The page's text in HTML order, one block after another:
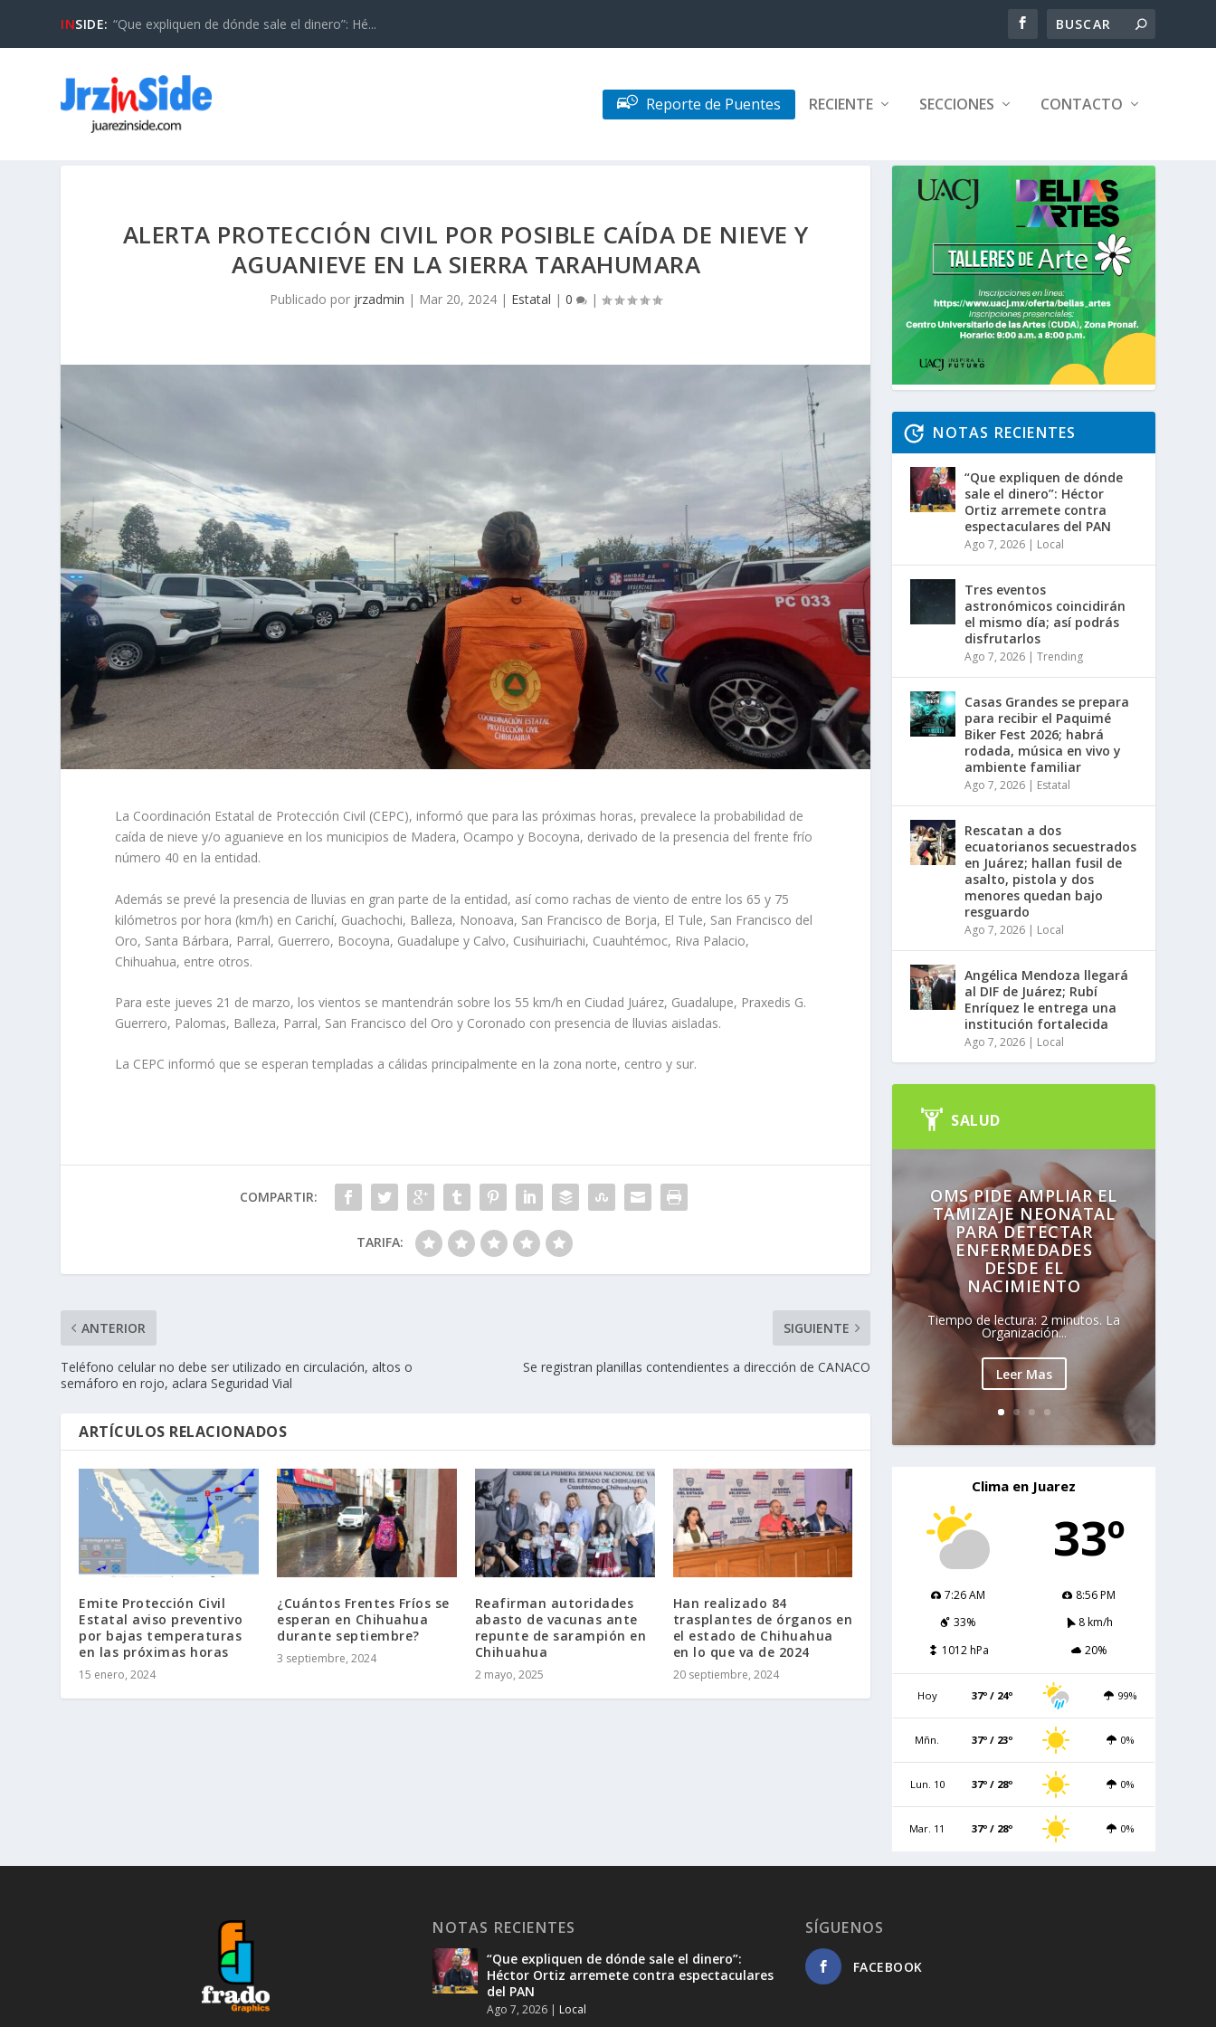
INSIDE: “Que expliquen de dónde sale el dinero”: Hé...
Reporte de Puentes RECIENTE SECCIONES CONTACTO
ALERTA PROTECCIÓN CIVIL POR POSIBLE CAÍDA DE NIEVE Y
AGUANIEVE EN LA SIERRA TARAHUMARA
Publicado por jrzadmin | Mar 20, 2024 | Estatal |0 |
La Coordinación Estatal de Protección Civil (CEPC), informó que para las próximas horas, prevalece la probabilidad de
caída de nieve y/o aguanieve en los municipios de Madera, Ocampo y Bocoyna, derivado de la presencia del frente frío
número 40 en la entidad.
Además se prevé la presencia de lluvias en gran parte de la entidad, así como rachas de viento de entre los 65 y 75
kilómetros por hora (km/h) en Carichí, Guachochi, Balleza, Nonoava, San Francisco de Borja, El Tule, San Francisco del
Oro, Santa Bárbara, Parral, Guerrero, Bocoyna, Guadalupe y Calvo, Cusihuiriachi, Cuauhtémoc, Riva Palacio,
Chihuahua, entre otros.
Para este jueves 21 de marzo, los vientos se mantendrán sobre los 55 km/h en Ciudad Juárez, Guadalupe, Praxedis G.
Guerrero, Palomas, Balleza, Parral, San Francisco del Oro y Coronado con presencia de lluvias aisladas.
La CEPC informó que se esperan templadas a cálidas principalmente en la zona norte, centro y sur.
COMPARTIR:
TARIFA:
ANTERIOR
Teléfono celular no debe ser utilizado en circulación, altos o
semáforo en rojo, aclara Seguridad Vial
SIGUIENTE
Se registran planillas contendientes a dirección de CANACO
ARTÍCULOS RELACIONADOS
Emite Protección Civil
Estatal aviso preventivo
por bajas temperaturas
en las próximas horas
15 enero, 2024
¿Cuántos Frentes Fríos se
esperan en Chihuahua
durante septiembre?
3 septiembre, 2024
Reafirman autoridades
abasto de vacunas ante
repunte de sarampión en
Chihuahua
2 mayo, 2025
Han realizado 84
trasplantes de órganos en
el estado de Chihuahua
en lo que va de 2024
20 septiembre, 2024
NOTAS RECIENTES
“Que expliquen de dónde
sale el dinero”: Héctor
Ortiz arremete contra
espectaculares del PAN
Ago 7, 2026 | Local
Tres eventos
astronómicos coincidirán
el mismo día; así podrás
disfrutarlos
Ago 7, 2026 |Trending
Casas Grandes se prepara
para recibir el Paquimé
Biker Fest 2026; habrá
rodada, música en vivo y
ambiente familiar
Ago 7, 2026 | Estatal
Rescatan a dos
ecuatorianos secuestrados
en Juárez; hallan fusil de
asalto, pistola y dos
menores quedan bajo
resguardo
Ago 7, 2026 | Local
Angélica Mendoza llegará
al DIF de Juárez; Rubí
Enríquez le entrega una
institución fortalecida
Ago 7, 2026 | Local
SALUD
OMS PIDE AMPLIAR EL
TAMIZAJE NEONATAL
PARA DETECTAR
ENFERMEDADES
DESDE EL
NACIMIENTO
Tiempo de lectura: 2 minutos. La
Organización...
Leer Mas
Clima en Juarez
33º
7:26 AM
8:56 PM
33%
8 km/h
1012 hPa
20%
Hoy 37º / 24º 99%
Mñn. 37º / 23º 0%
Lun. 10 37º / 28º 0%
Mar. 11 37º / 28º 0%
NOTAS RECIENTES
“Que expliquen de dónde sale el dinero”:
Héctor Ortiz arremete contra espectaculares
del PAN
Ago 7, 2026 | Local
SÍGUENOS
FACEBOOK